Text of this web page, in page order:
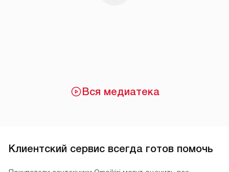
Вся медиатека
Клиентский сервис всегда готов помочь